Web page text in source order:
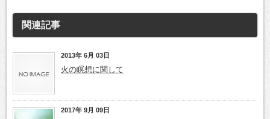
関連記事
2013年 6月 03日
火の瞑想に関して
2017年 9月 09日